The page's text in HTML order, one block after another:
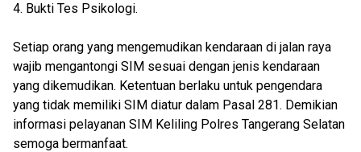
4. Bukti Tes Psikologi.
Setiap orang yang mengemudikan kendaraan di jalan raya
wajib mengantongi SIM sesuai dengan jenis kendaraan
yang dikemudikan. Ketentuan berlaku untuk pengendara
yang tidak memiliki SIM diatur dalam Pasal 281. Demikian
informasi pelayanan SIM Keliling Polres Tangerang Selatan
semoga bermanfaat.